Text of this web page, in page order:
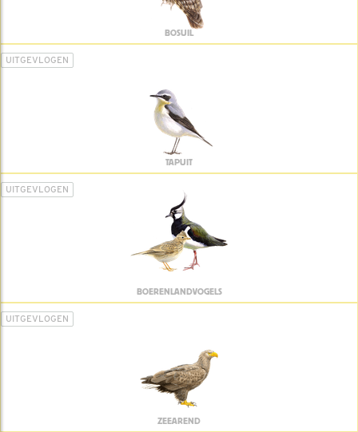
BOSUIL
UITGEVLOGEN
TAPUIT
UITGEVLOGEN
BOERENLANDVOGELS
UITGEVLOGEN
ZEEAREND